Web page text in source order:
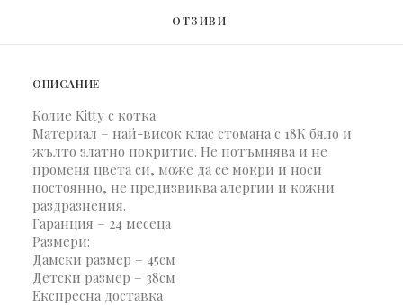
ОТЗИВИ
ОПИСАНИЕ
Колие Kitty с котка
Материал – най-висок клас стомана с 18К бяло и
жълто златно покритие. Не потъмнява и не
променя цвета си, може да се мокри и носи
постоянно, не предизвиква алергии и кожни
раздразнения.
Гаранция – 24 месеца
Размери:
Дамски размер – 45см
Детски размер – 38см
Експресна доставка